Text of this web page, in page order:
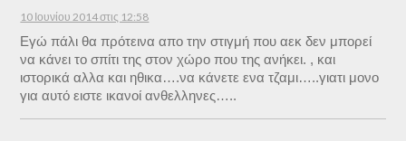
10 Ιουνίου 2014 στις 12:58
Εγώ πάλι θα πρότεινα απο την στιγμή που αεκ δεν μπορεί
να κάνει το σπίτι της στον χώρο που της ανήκει. , και
ιστορικά αλλα και ηθικα….να κάνετε ενα τζαμι…..γιατι μονο
για αυτό ειστε ικανοί ανθελληνες…..